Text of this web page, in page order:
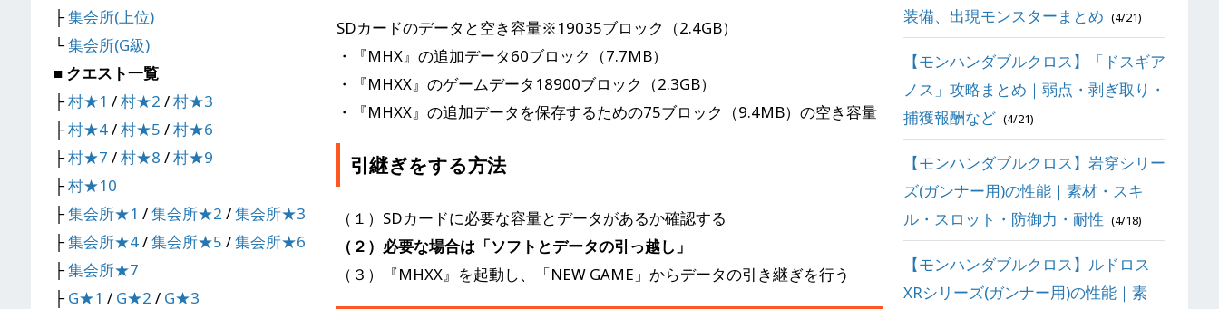
SDカードのデータと空き容量※19035ブロック（2.4GB）
・『MHX』の追加データ60ブロック（7.7MB）
・『MHXX』のゲームデータ18900ブロック（2.3GB）
・『MHXX』の追加データを保存するための75ブロック（9.4MB）の空き容量
引継ぎをする方法
（１）SDカードに必要な容量とデータがあるか確認する
（２）必要な場合は「ソフトとデータの引っ越し」
（３）『MHXX』を起動し、「NEW GAME」からデータの引き継ぎを行う
├集会所(上位)
└集会所(G級)
■ クエスト一覧
├村★1 /村★2 /村★3
├村★4/村★5 /村★6
├村★7 /村★8 /村★9
├村★10
├集会所★1 /集会所★2 /集会所★3
├集会所★4/集会所★5 /集会所★6
├集会所★7
├G★1 / G★2 / G★3
装備、出現モンスターまとめ (4/21)
【モンハンダブルクロス】「ドスギア
ノス」攻略まとめ｜弱点・剥ぎ取り・
捕獲報酬など (4/21)
【モンハンダブルクロス】岩穿シリー
ズ(ガンナー用)の性能｜素材・スキ
ル・スロット・防御力・耐性 (4/18)
【モンハンダブルクロス】ルドロス
XRシリーズ(ガンナー用)の性能｜素